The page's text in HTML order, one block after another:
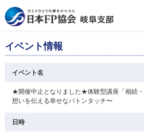
イベント情報
イベント名
★開催中止となりました★体験型講座「相続
想いを伝える幸せなバトンタッチ〜
日時